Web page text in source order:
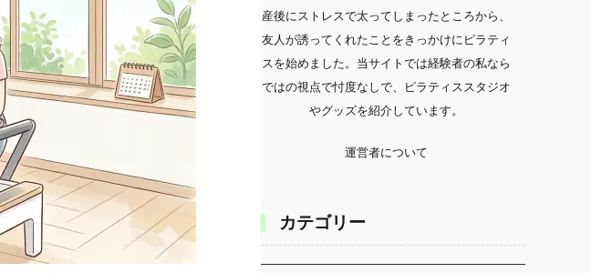
産後にストレスで太ってしまったところから、
友人が誘ってくれたことをきっかけにピラティ
スを始めました。当サイトでは経験者の私なら
ではの視点で忖度なしで、ピラティススタジオ
やグッズを紹介しています。
運営者について
カテゴリー